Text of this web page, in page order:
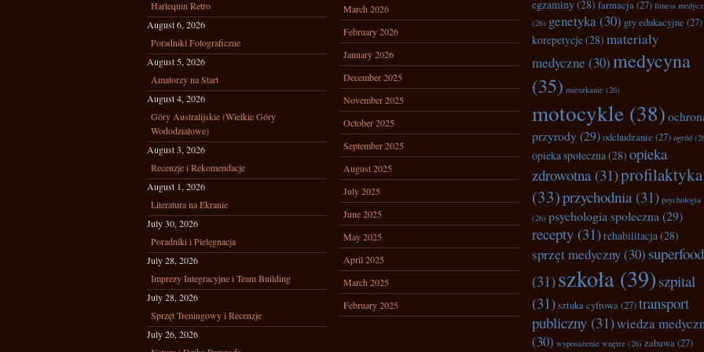
Harlequin Retro
August 6, 2026
Poradniki Fotograficzne
August 5, 2026
Amatorzy na Start
August 4, 2026
Góry Australijskie (Wielkie Góry
Wododziałowe)
August 3, 2026
Recenzje i Rekomendacje
August 1, 2026
Literatura na Ekranie
July 30, 2026
Poradniki i Pielęgnacja
July 28, 2026
Imprezy Integracyjne i Team Building
July 28, 2026
Sprzęt Treningowy i Recenzje
July 26, 2026
March 2026
February 2026
January 2026
December 2025
November 2025
October 2025
September 2025
August 2025
July 2025
June 2025
May 2025
April 2025
March 2025
February 2025
egzaminy(28) farmacja(27) fitness
(26) genetyka(30) gry edukacyjne (27)
korepetycje(28) materiały
medyczne (30)medycyna
(35) mieszkanie (26)
motocykle (38)
przyrody(29)odchudzanie (27) ogród
opieka społeczna(28) opieka
zdrowotna(31)profilaktyka
(33)przychodnia(31) psychologia
(26) psychologia społeczna (29)
recepty (31)rehabilitacja(28)
sprzęt medyczny(30)
(31)szkoła (39) szpital
(31)sztuka cyfrowa(27)transport
publiczny (31)wiedza
(30) wyposażenie wnętrz (26) zabawa(27)